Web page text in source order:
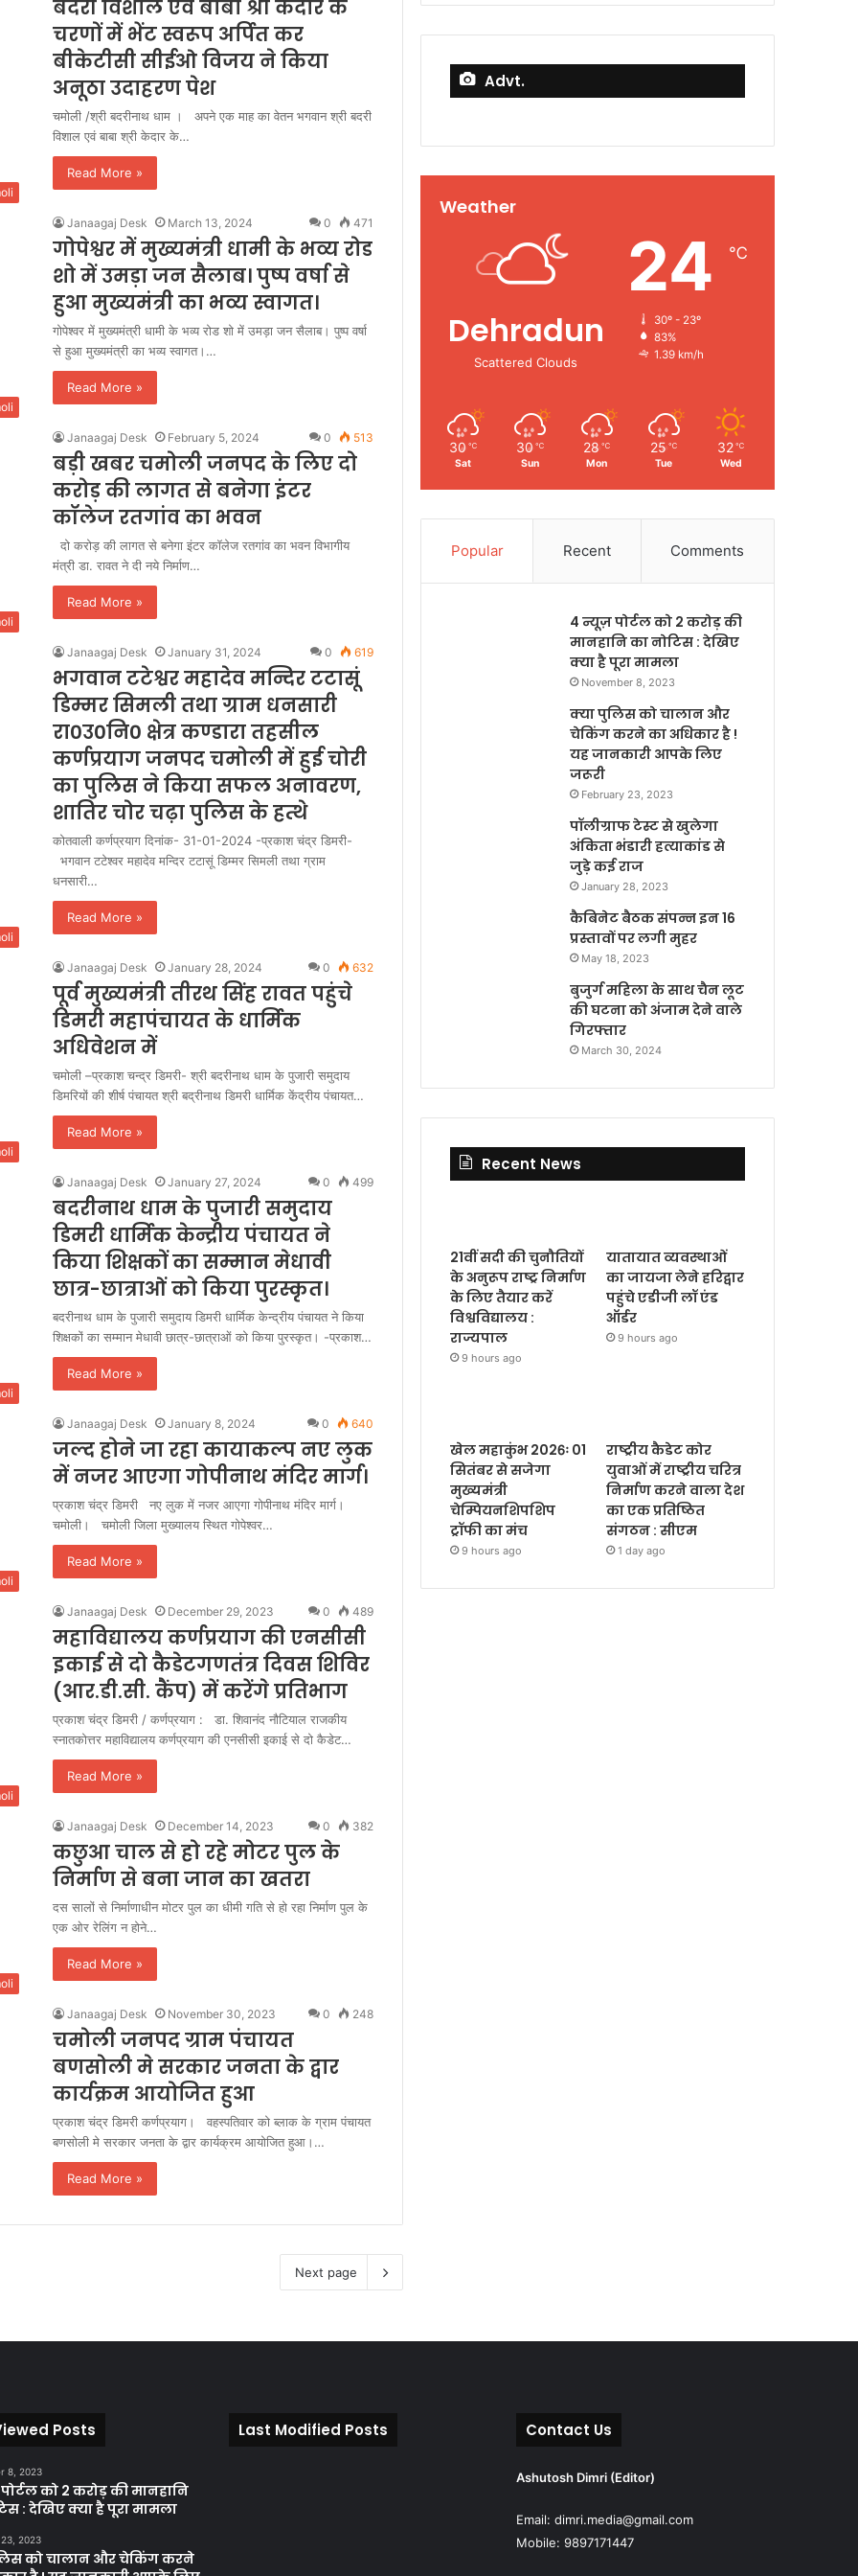
बदरी विशाल एवं बाबा श्री केदार के
चरणों में भेंट स्वरूप अर्पित कर
बीकेटीसी सीईओ विजय ने किया
अनूठा उदाहरण पेश
चमोली /श्री बदरीनाथ धाम । अपने एक माह का वेतन भगवान श्री बदरी
विशाल एवं बाबा श्री केदार के…
Read More »
Janaagaj Desk March 13, 2024 0 471
गोपेश्वर में मुख्यमंत्री धामी के भव्य रोड
शो में उमड़ा जन सैलाब। पुष्प वर्षा से
हुआ मुख्यमंत्री का भव्य स्वागत।
गोपेश्वर में मुख्यमंत्री धामी के भव्य रोड शो में उमड़ा जन सैलाब। पुष्प वर्षा
से हुआ मुख्यमंत्री का भव्य स्वागत।…
Read More »
Janaagaj Desk February 5, 2024 0 513
बड़ी खबर चमोली जनपद के लिए दो
करोड़ की लागत से बनेगा इंटर
कॉलेज रतगांव का भवन
दो करोड़ की लागत से बनेगा इंटर कॉलेज रतगांव का भवन विभागीय
मंत्री डा. रावत ने दी नये निर्माण…
Read More »
Janaagaj Desk January 31, 2024 0 619
भगवान टटेश्वर महादेव मन्दिर टटासूं
डिम्मर सिमली तथा ग्राम धनसारी
रा0उ0नि0 क्षेत्र कण्डारा तहसील
कर्णप्रयाग जनपद चमोली में हुई चोरी
का पुलिस ने किया सफल अनावरण,
शातिर चोर चढ़ा पुलिस के हत्थे
कोतवाली कर्णप्रयाग दिनांक- 31-01-2024 -प्रकाश चंद्र डिमरी-
भगवान टटेश्वर महादेव मन्दिर टटासूं डिम्मर सिमली तथा ग्राम
धनसारी…
Read More »
Janaagaj Desk January 28, 2024 0 632
पूर्व मुख्यमंत्री तीरथ सिंह रावत पहुंचे
डिमरी महापंचायत के धार्मिक
अधिवेशन में
चमोली –प्रकाश चन्द्र डिमरी- श्री बदरीनाथ धाम के पुजारी समुदाय
डिमरियों की शीर्ष पंचायत श्री बद्रीनाथ डिमरी धार्मिक केंद्रीय पंचायत…
Read More »
Janaagaj Desk January 27, 2024 0 499
बदरीनाथ धाम के पुजारी समुदाय
डिमरी धार्मिक केन्द्रीय पंचायत ने
किया शिक्षकों का सम्मान मेधावी
छात्र-छात्राओं को किया पुरस्कृत।
बदरीनाथ धाम के पुजारी समुदाय डिमरी धार्मिक केन्द्रीय पंचायत ने किया
शिक्षकों का सम्मान मेधावी छात्र-छात्राओं को किया पुरस्कृत। -प्रकाश…
Read More »
Janaagaj Desk January 8, 2024 0 640
जल्द होने जा रहा कायाकल्प नए लुक
में नजर आएगा गोपीनाथ मंदिर मार्ग।
प्रकाश चंद्र डिमरी नए लुक में नजर आएगा गोपीनाथ मंदिर मार्ग।
चमोली। चमोली जिला मुख्यालय स्थित गोपेश्वर…
Read More »
Janaagaj Desk December 29, 2023 0 489
महाविद्यालय कर्णप्रयाग की एनसीसी
इकाई से दो कैडेटगणतंत्र दिवस शिविर
(आर.डी.सी. कैंप) में करेंगे प्रतिभाग
प्रकाश चंद्र डिमरी / कर्णप्रयाग : डा. शिवानंद नौटियाल राजकीय
स्नातकोत्तर महाविद्यालय कर्णप्रयाग की एनसीसी इकाई से दो कैडेट…
Read More »
Janaagaj Desk December 14, 2023 0 382
कछुआ चाल से हो रहे मोटर पुल के
निर्माण से बना जान का खतरा
दस सालों से निर्माणाधीन मोटर पुल का धीमी गति से हो रहा निर्माण पुल के
एक ओर रेलिंग न होने…
Read More »
Janaagaj Desk November 30, 2023 0 248
चमोली जनपद ग्राम पंचायत
बणसोली मे सरकार जनता के द्वार
कार्यक्रम आयोजित हुआ
प्रकाश चंद्र डिमरी कर्णप्रयाग। वहस्पतिवार को ब्लाक के ग्राम पंचायत
बणसोली मे सरकार जनता के द्वार कार्यक्रम आयोजित हुआ।…
Read More »
Next page
Advt.
Weather
Dehradun
Scattered Clouds
24 ℃
30º - 23º
83%
1.39 km/h
30 ℃
Sat
30 ℃
Sun
28 ℃
Mon
25 ℃
Tue
32 ℃
Wed
Popular Recent Comments
4 न्यूज़ पोर्टल को 2 करोड़ की
मानहानि का नोटिस : देखिए
क्या है पूरा मामला
November 8, 2023
क्या पुलिस को चालान और
चेकिंग करने का अधिकार है !
यह जानकारी आपके लिए
जरूरी
February 23, 2023
पॉलीग्राफ टेस्ट से खुलेगा
अंकिता भंडारी हत्याकांड से
जुड़े कई राज
January 28, 2023
कैबिनेट बैठक संपन्न इन 16
प्रस्तावों पर लगी मुहर
May 18, 2023
बुजुर्ग महिला के साथ चैन लूट
की घटना को अंजाम देने वाले
गिरफ्तार
March 30, 2024
Recent News
21वीं सदी की चुनौतियों
के अनुरूप राष्ट्र निर्माण
के लिए तैयार करें
विश्वविद्यालय :
राज्यपाल
9 hours ago
यातायात व्यवस्थाओं
का जायजा लेने हरिद्वार
पहुंचे एडीजी लॉ एंड
ऑर्डर
9 hours ago
खेल महाकुंभ 2026ः 01
सितंबर से सजेगा
मुख्यमंत्री
चेम्पियनशिपशिप
ट्रॉफी का मंच
9 hours ago
राष्ट्रीय कैडेट कोर
युवाओं में राष्ट्रीय चरित्र
निर्माण करने वाला देश
का एक प्रतिष्ठित
संगठन : सीएम
1 day ago
Posts
8, 2023
को 2 करोड़ की मानहानि
: देखिए क्या है पूरा मामला
2023
को चालान और चेकिंग करने
Last Modified Posts Contact Us
Ashutosh Dimri (Editor)
Email: dimri.media@gmail.com
Mobile: 9897171447